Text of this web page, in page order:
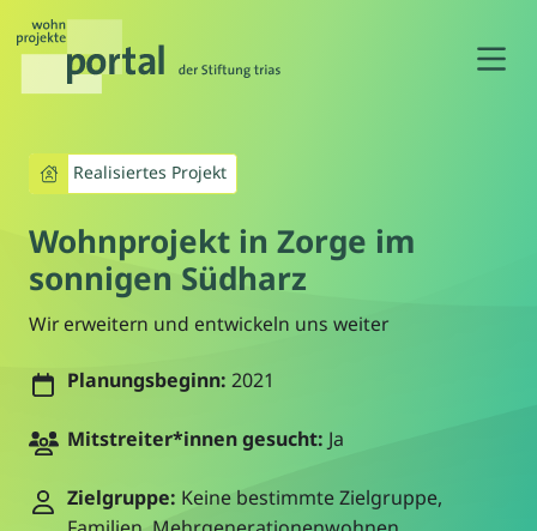
Realisiertes Projekt
Wohnprojekt in Zorge im
sonnigen Südharz
Wir erweitern und entwickeln uns weiter
Planungsbeginn: 2021
Mitstreiter*innen gesucht: Ja
Zielgruppe: Keine bestimmte Zielgruppe,